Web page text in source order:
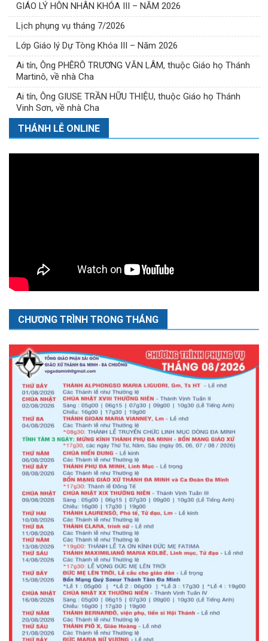
GIÁO LÝ HÔN NHÂN KHÓA III – NĂM 2026
Lịch phụng vụ tháng 7/2026
Lớp Giáo lý Dự Tòng Khóa III – Năm 2026
Ai tín, Ông PHÊRÔ TRƯƠNG VĂN LÂM, thuộc Giáo họ Thánh
Martinô, về nhà Cha
Ai tín, Ông GIUSE TRẦN HỮU THIỆU, thuộc Giáo họ Thánh
Vinh Sơn, về nhà Cha
THÁNH LỄ ONLINE
CHƯƠNG TRÌNH TRONG THÁNG